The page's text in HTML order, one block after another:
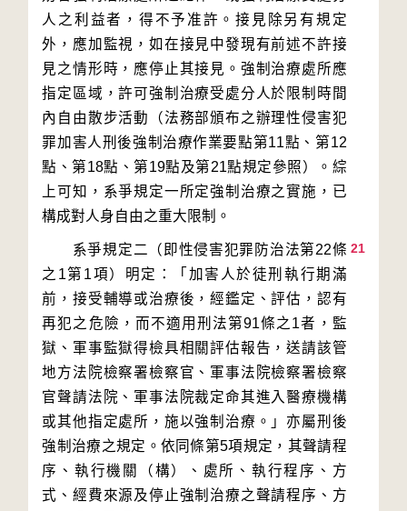
人之利益者，得不予准許。接見除另有規定
外，應加監視，如在接見中發現有前述不許接
見之情形時，應停止其接見。強制治療處所應
指定區域，許可強制治療受處分人於限制時間
內自由散步活動（法務部頒布之辦理性侵害犯
罪加害人刑後強制治療作業要點第11點、第12
點、第18點、第19點及第21點規定參照）。綜
上可知，系爭規定一所定強制治療之實施，已
21
系爭規定二（即性侵害犯罪防治法第22條
之1第1項）明定：「加害人於徒刑執行期滿
前，接受輔導或治療後，經鑑定、評估，認有
再犯之危險，而不適用刑法第91條之1者，監
獄、軍事監獄得檢具相關評估報告，送請該管
地方法院檢察署檢察官、軍事法院檢察署檢察
官聲請法院、軍事法院裁定命其進入醫療機構
或其他指定處所，施以強制治療。」亦屬刑後
強制治療之規定。依同條第5項規定，其聲請程
序、執行機關（構）、處所、執行程序、方
式、經費來源及停止強制治療之聲請程序、方